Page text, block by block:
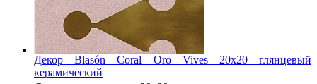
Декор Blasón Coral Oro Vives 20x20 глянцевый
керамический